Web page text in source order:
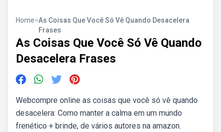
Home>As Coisas Que Você Só Vê Quando Desacelera
Frases
As Coisas Que Você Só Vê Quando
Desacelera Frases
Webcompre online as coisas que você só vê quando
desacelera: Como manter a calma em um mundo
frenético + brinde, de vários autores na amazon.